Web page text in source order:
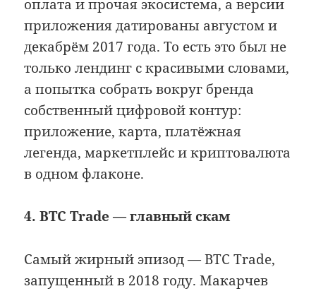
оплата и прочая экосистема, а версии
приложения датированы августом и
декабрём 2017 года. То есть это был не
только лендинг с красивыми словами,
а попытка собрать вокруг бренда
собственный цифровой контур:
приложение, карта, платёжная
легенда, маркетплейс и криптовалюта
в одном флаконе.
4. BTC Trade — главный скам
Самый жирный эпизод — BTC Trade,
запущенный в 2018 году. Макарчев